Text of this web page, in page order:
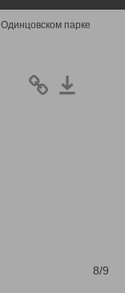
парке
8/9